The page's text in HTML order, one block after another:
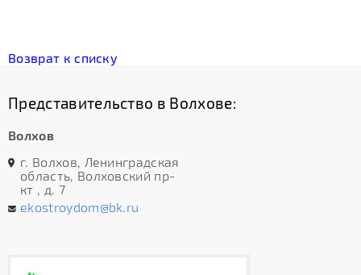
Возврат к списку
Представительство в Волхове:
Волхов
г. Волхов, Ленинградская
область, Волховский пр-
кт , д. 7
ekostroydom@bk.ru